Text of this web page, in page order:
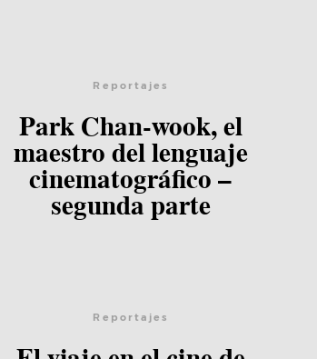
Reportajes
Park Chan-wook, el
maestro del lenguaje
cinematográfico –
segunda parte
Reportajes